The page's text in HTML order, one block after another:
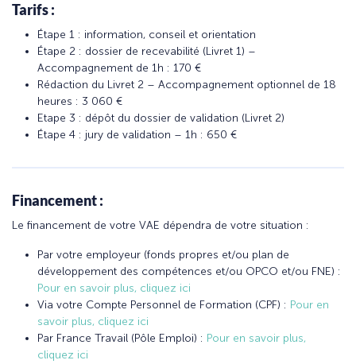
Tarifs :
Étape 1 : information, conseil et orientation
Étape 2 : dossier de recevabilité (Livret 1) –
Accompagnement de 1h : 170 €
Rédaction du Livret 2 – Accompagnement optionnel de 18
heures : 3 060 €
Etape 3 : dépôt du dossier de validation (Livret 2)
Étape 4 : jury de validation – 1h : 650 €
Financement :
Le financement de votre VAE dépendra de votre situation :
Par votre employeur (fonds propres et/ou plan de
développement des compétences et/ou OPCO et/ou FNE) :
Pour en savoir plus, cliquez ici
Via votre Compte Personnel de Formation (CPF) : Pour en
savoir plus, cliquez ici
Par France Travail (Pôle Emploi) : Pour en savoir plus,
cliquez ici